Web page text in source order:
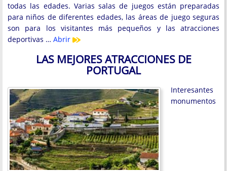
todas las edades. Varias salas de juegos están preparadas
para niños de diferentes edades, las áreas de juego seguras
son para los visitantes más pequeños y las atracciones
deportivas … Abrir
LAS MEJORES ATRACCIONES DE
PORTUGAL
Interesantes
monumentos